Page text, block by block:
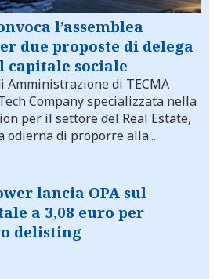
l’assemblea
due proposte di delega
capitale sociale
Amministrazione di TECMA
Company specializzata nella
per il settore del Real Estate,
odierna di proporre alla...
lancia OPA sul
a 3,08 euro per
delisting